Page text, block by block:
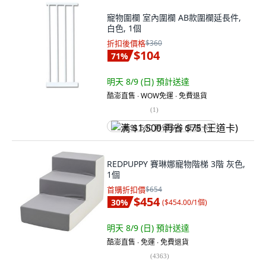
寵物圍欄 室內圍欄 AB款圍欄延長件,
白色, 1個
折扣後價格$360
71% $104
明天 8/9 (日) 預計送達
酷澎直售 ∙ WOW免運 ∙ 免費退貨
(1)
满 $1,500 再省 $75 (王道卡)
REDPUPPY 賽琳娜寵物階梯 3階 灰色,
1個
首購折扣價$654
30% $454 ($454.00/1個)
明天 8/9 (日) 預計送達
酷澎直售 ∙ 免運 ∙ 免費退貨
(4363)